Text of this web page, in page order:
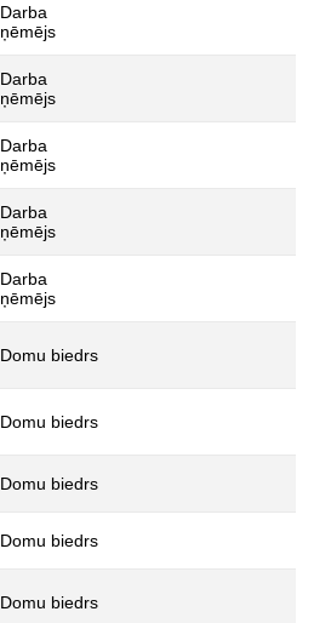
Darba
ņēmējs
Darba
ņēmējs
Darba
ņēmējs
Darba
ņēmējs
Darba
ņēmējs
Domu biedrs
Domu biedrs
Domu biedrs
Domu biedrs
Domu biedrs